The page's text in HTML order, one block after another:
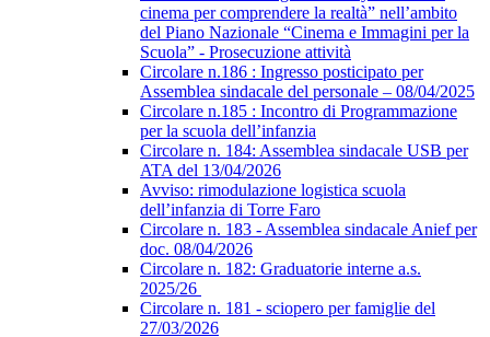
cinema per comprendere la realtà” nell’ambito
del Piano Nazionale “Cinema e Immagini per la
Scuola” - Prosecuzione attività
Circolare n.186 : Ingresso posticipato per
Assemblea sindacale del personale – 08/04/2025
Circolare n.185 : Incontro di Programmazione
per la scuola dell’infanzia
Circolare n. 184: Assemblea sindacale USB per
ATA del 13/04/2026
Avviso: rimodulazione logistica scuola
dell’infanzia di Torre Faro
Circolare n. 183 - Assemblea sindacale Anief per
doc. 08/04/2026
Circolare n. 182: Graduatorie interne a.s.
2025/26
Circolare n. 181 - sciopero per famiglie del
27/03/2026